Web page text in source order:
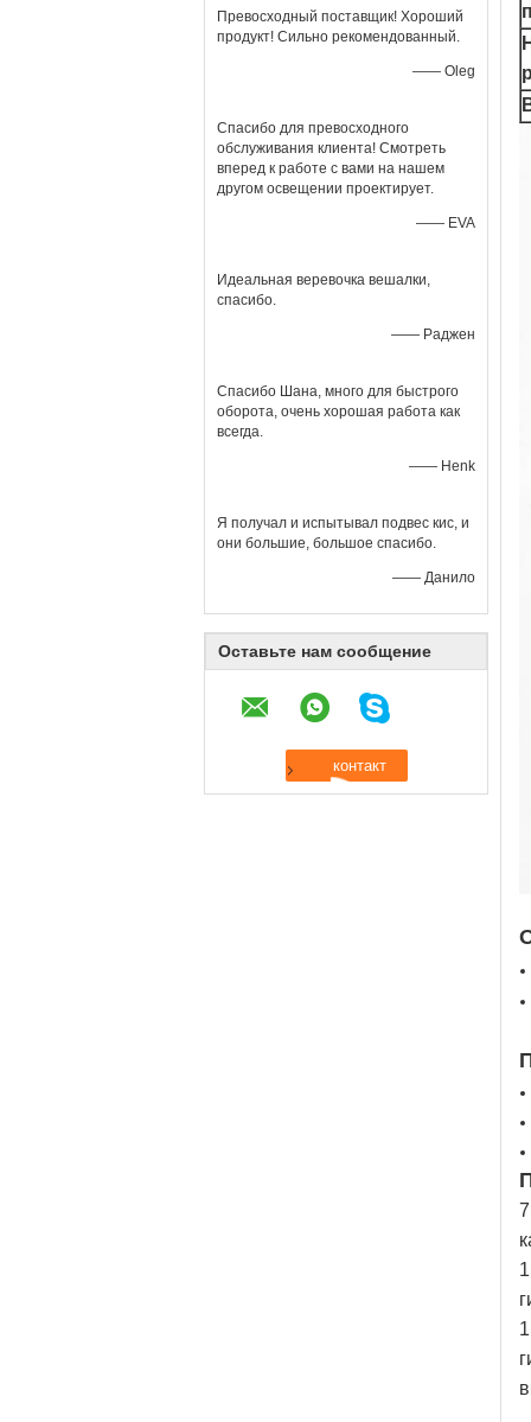
Превосходный поставщик! Хороший
продукт! Сильно рекомендованный.
—— Oleg
Спасибо для превосходного
обслуживания клиента! Смотреть
вперед к работе с вами на нашем
другом освещении проектирует.
—— EVA
Идеальная веревочка вешалки,
спасибо.
—— Раджен
Спасибо Шана, много для быстрого
оборота, очень хорошая работа как
всегда.
—— Henk
Я получал и испытывал подвес кис, и
они большие, большое спасибо.
—— Данило
Оставьте нам сообщение